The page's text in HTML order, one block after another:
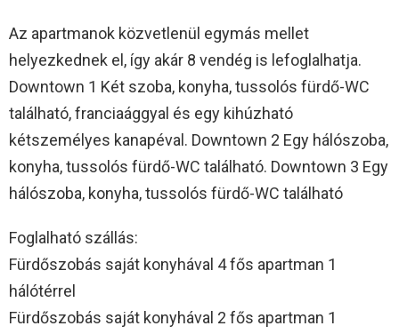
Az apartmanok közvetlenül egymás mellet
helyezkednek el, így akár 8 vendég is lefoglalhatja.
Downtown 1 Két szoba, konyha, tussolós fürdő-WC
található, franciaággyal és egy kihúzható
kétszemélyes kanapéval. Downtown 2 Egy hálószoba,
konyha, tussolós fürdő-WC található. Downtown 3 Egy
hálószoba, konyha, tussolós fürdő-WC található
Foglalható szállás:
Fürdőszobás saját konyhával 4 fős apartman 1
hálótérrel
Fürdőszobás saját konyhával 2 fős apartman 1